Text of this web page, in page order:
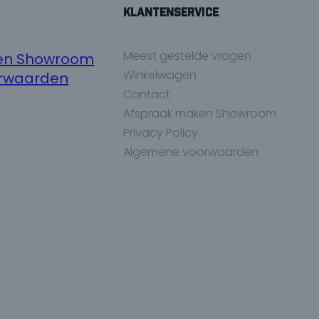
Showroom
Klantenservice
Meest gestelde vragen
Winkelwagen
Contact
Afspraak maken Showroom
Privacy Policy
Algemene voorwaarden